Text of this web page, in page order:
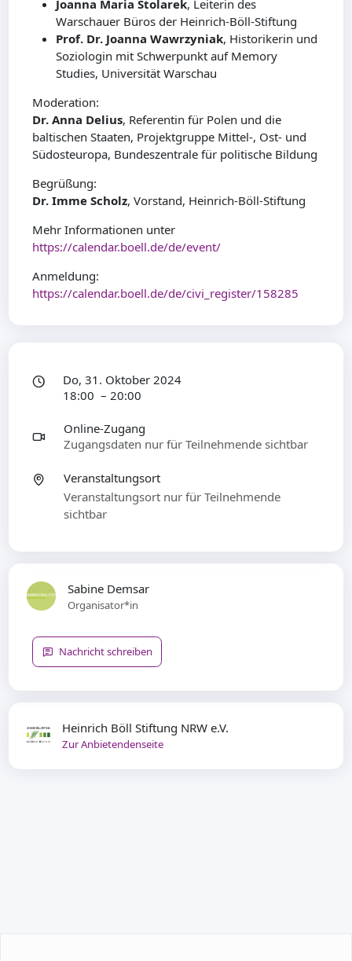
Joanna Maria Stolarek, Leiterin des
Warschauer Büros der Heinrich-Böll-Stiftung
Prof. Dr. Joanna Wawrzyniak, Historikerin und
Soziologin mit Schwerpunkt auf Memory
Studies, Universität Warschau
Moderation:
Dr. Anna Delius, Referentin für Polen und die
baltischen Staaten, Projektgruppe Mittel-, Ost- und
Südosteuropa, Bundeszentrale für politische Bildung
Begrüßung:
Dr. Imme Scholz, Vorstand, Heinrich-Böll-Stiftung
Mehr Informationen unter
https://calendar.boell.de/de/event/
Anmeldung:
https://calendar.boell.de/de/civi_register/158285
Heinrich Böll Stiftung NRW e.V.
Zur Anbietendenseite
Sabine Demsar
Organisator*in
Nachricht schreiben
Do, 31. Oktober 2024
18:00 – 20:00
Online-Zugang
Zugangsdaten nur für Teilnehmende sichtbar
Veranstaltungsort
Veranstaltungsort nur für Teilnehmende
sichtbar